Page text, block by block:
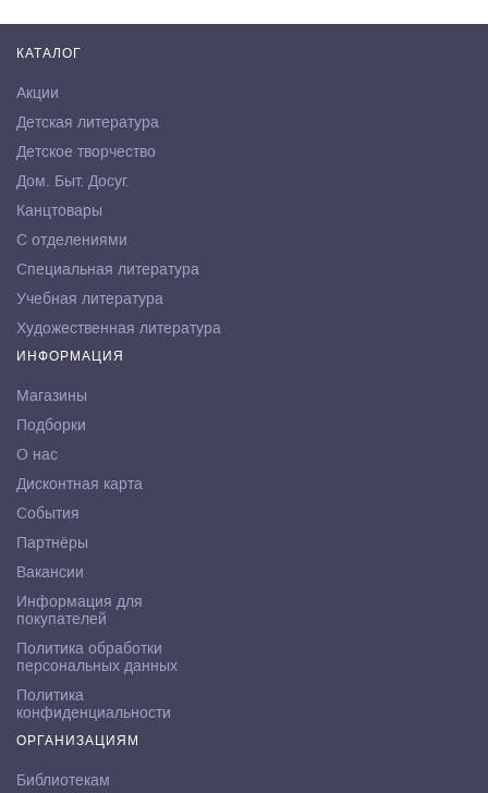
КАТАЛОГ
Акции
Детская литература
Детское творчество
Дом. Быт. Досуг.
Канцтовары
С отделениями
Специальная литература
Учебная литература
Художественная литература
ИНФОРМАЦИЯ
Магазины
Подборки
О нас
Дисконтная карта
События
Партнёры
Вакансии
Информация для
покупателей
Политика обработки
персональных данных
Политика
конфиденциальности
ОРГАНИЗАЦИЯМ
Библиотекам